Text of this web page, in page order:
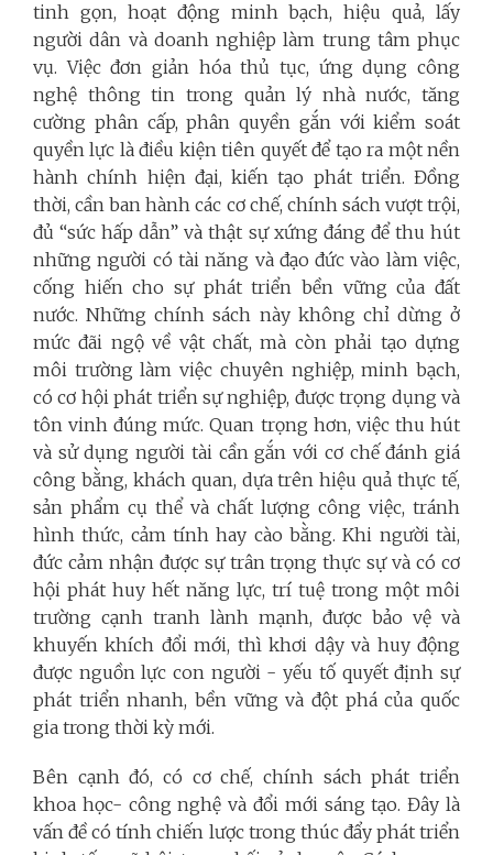
tinh gọn, hoạt động minh bạch, hiệu quả, lấy
người dân và doanh nghiệp làm trung tâm phục
vụ. Việc đơn giản hóa thủ tục, ứng dụng công
nghệ thông tin trong quản lý nhà nước, tăng
cường phân cấp, phân quyền gắn với kiểm soát
quyền lực là điều kiện tiên quyết để tạo ra một nền
hành chính hiện đại, kiến tạo phát triển. Đồng
thời, cần ban hành các cơ chế, chính sách vượt trội,
đủ “sức hấp dẫn” và thật sự xứng đáng để thu hút
những người có tài năng và đạo đức vào làm việc,
cống hiến cho sự phát triển bền vững của đất
nước. Những chính sách này không chỉ dừng ở
mức đãi ngộ về vật chất, mà còn phải tạo dựng
môi trường làm việc chuyên nghiệp, minh bạch,
có cơ hội phát triển sự nghiệp, được trọng dụng và
tôn vinh đúng mức. Quan trọng hơn, việc thu hút
và sử dụng người tài cần gắn với cơ chế đánh giá
công bằng, khách quan, dựa trên hiệu quả thực tế,
sản phẩm cụ thể và chất lượng công việc, tránh
hình thức, cảm tính hay cào bằng. Khi người tài,
đức cảm nhận được sự trân trọng thực sự và có cơ
hội phát huy hết năng lực, trí tuệ trong một môi
trường cạnh tranh lành mạnh, được bảo vệ và
khuyến khích đổi mới, thì khơi dậy và huy động
được nguồn lực con người - yếu tố quyết định sự
phát triển nhanh, bền vững và đột phá của quốc
gia trong thời kỳ mới.
Bên cạnh đó, có cơ chế, chính sách phát triển
khoa học- công nghệ và đổi mới sáng tạo. Đây là
vấn đề có tính chiến lược trong thúc đẩy phát triển